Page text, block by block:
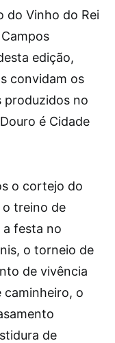
do Vinho do Rei
edição,
convidam os
produzidos no
é Cidade
o cortejo do
o treino de
a festa no
o torneio de
de vivência
caminheiro, o
de